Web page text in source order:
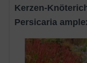
Kerzen-
Persicaria